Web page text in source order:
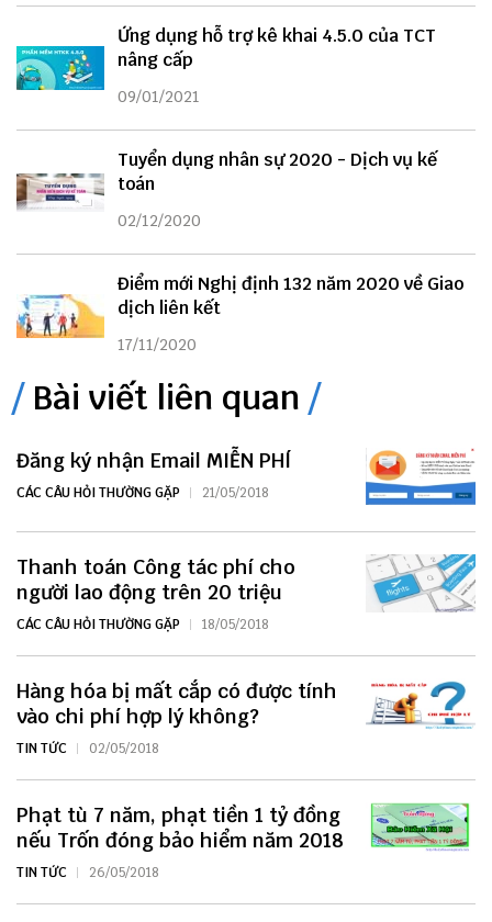
Ứng dụng hỗ trợ kê khai 4.5.0 của TCT
nâng cấp
09/01/2021
Tuyển dụng nhân sự 2020 - Dịch vụ kế
toán
02/12/2020
Điểm mới Nghị định 132 năm 2020 về Giao
dịch liên kết
17/11/2020
Bài viết liên quan
Đăng ký nhận Email MIỄN PHÍ
CÁC CÂU HỎI THƯỜNG GẶP 21/05/2018
Thanh toán Công tác phí cho
người lao động trên 20 triệu
CÁC CÂU HỎI THƯỜNG GẶP 18/05/2018
Hàng hóa bị mất cắp có được tính
vào chi phí hợp lý không?
TIN TỨC 02/05/2018
Phạt tù 7 năm, phạt tiền 1 tỷ đồng
nếu Trốn đóng bảo hiểm năm 2018
TIN TỨC 26/05/2018